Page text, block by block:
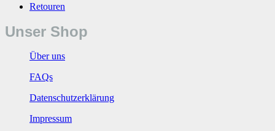
Retouren
Unser Shop
Über uns
FAQs
Datenschutzerklärung
Impressum